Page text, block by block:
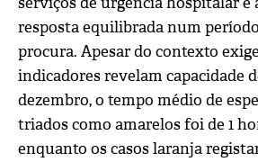
resposta equilibrada num
procura. Apesar do contexto
indicadores revelam capacidade
dezembro, o tempo médio de
triados como amarelos foi de 1
enquanto os casos laranja